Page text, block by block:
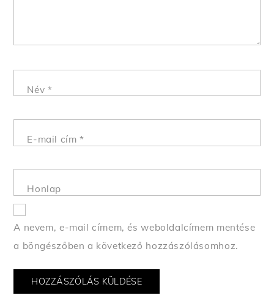
Név *
E-mail cím*
Honlap
A nevem, e-mail címem, és weboldalcímem mentése
a böngészőben a következő hozzászólásomhoz.